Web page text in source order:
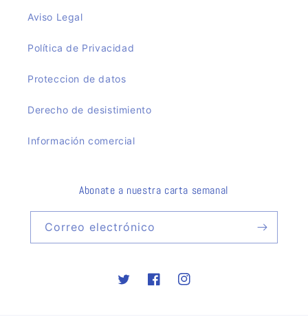
Aviso Legal
Política de Privacidad
Proteccion de datos
Derecho de desistimiento
Información comercial
Abonate a nuestra carta semanal
Correo electrónico
TwitterFacebookInstagram